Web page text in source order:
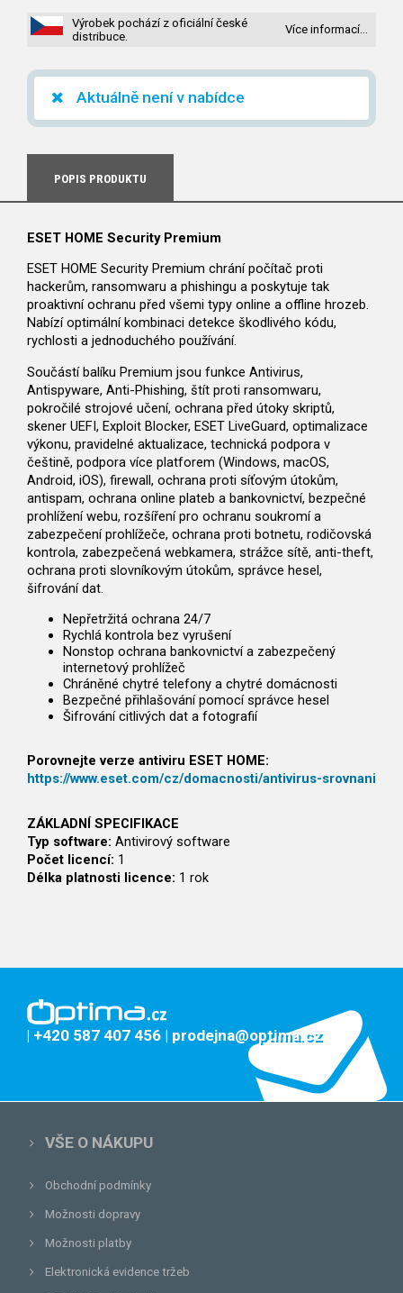
Výrobek pochází z oficiální české
distribuce.
Více informací…
Aktuálně není v nabídce
POPIS PRODUKTU
ESET HOME Security Premium
ESET HOME Security Premium chrání počítač proti
hackerům, ransomwaru a phishingu a poskytuje tak
proaktivní ochranu před všemi typy online a offline hrozeb.
Nabízí optimální kombinaci detekce škodlivého kódu,
rychlosti a jednoduchého používání.
Součástí balíku Premium jsou funkce Antivirus,
Antispyware, Anti-Phishing, štít proti ransomwaru,
pokročilé strojové učení, ochrana před útoky skriptů,
skener UEFI, Exploit Blocker, ESET LiveGuard, optimalizace
výkonu, pravidelné aktualizace, technická podpora v
češtině, podpora více platforem (Windows, macOS,
Android, iOS), firewall, ochrana proti síťovým útokům,
antispam, ochrana online plateb a bankovnictví, bezpečné
prohlížení webu, rozšíření pro ochranu soukromí a
zabezpečení prohlížeče, ochrana proti botnetu, rodičovská
kontrola, zabezpečená webkamera, strážce sítě, anti-theft,
ochrana proti slovníkovým útokům, správce hesel,
šifrování dat.
Nepřetržitá ochrana 24/7
Rychlá kontrola bez vyrušení
Nonstop ochrana bankovnictví a zabezpečený
internetový prohlížeč
Chráněné chytré telefony a chytré domácnosti
Bezpečné přihlašování pomocí správce hesel
Šifrování citlivých dat a fotografií
Porovnejte verze antiviru ESET HOME:
https://www.eset.com/cz/domacnosti/antivirus-srovnani
ZÁKLADNÍ SPECIFIKACE
Typ software: Antivirový software
Počet licencí: 1
Délka platnosti licence: 1 rok
| +420 587 407 456 | prodejna@optima.cz
VŠE O NÁKUPU
Obchodní podmínky
Možnosti dopravy
Možnosti platby
Elektronická evidence tržeb